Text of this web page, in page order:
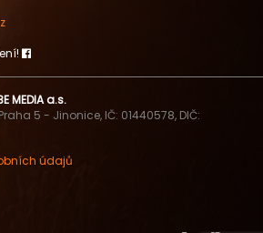
MEDIA a.s.
5 - Jinonice, IČ: 01440578, DIČ:
údajů